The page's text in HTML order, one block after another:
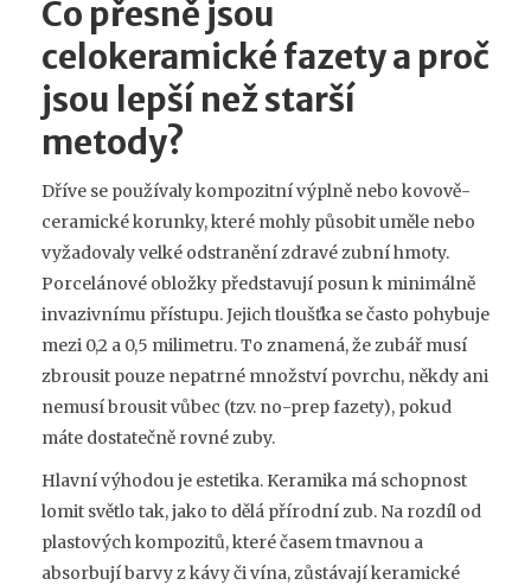
Co přesně jsou
celokeramické fazety a proč
jsou lepší než starší
metody?
Dříve se používaly kompozitní výplně nebo kovově-
ceramické korunky, které mohly působit uměle nebo
vyžadovaly velké odstranění zdravé zubní hmoty.
Porcelánové obložky představují posun k minimálně
invazivnímu přístupu. Jejich tloušťka se často pohybuje
mezi 0,2 a 0,5 milimetru. To znamená, že zubář musí
zbrousit pouze nepatrné množství povrchu, někdy ani
nemusí brousit vůbec (tzv. no-prep fazety), pokud
máte dostatečně rovné zuby.
Hlavní výhodou je estetika. Keramika má schopnost
lomit světlo tak, jako to dělá přírodní zub. Na rozdíl od
plastových kompozitů, které časem tmavnou a
absorbují barvy z kávy či vína, zůstávajíkeramické